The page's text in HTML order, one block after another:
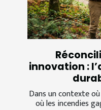
innovation :
Dans un contexte
où les incendies